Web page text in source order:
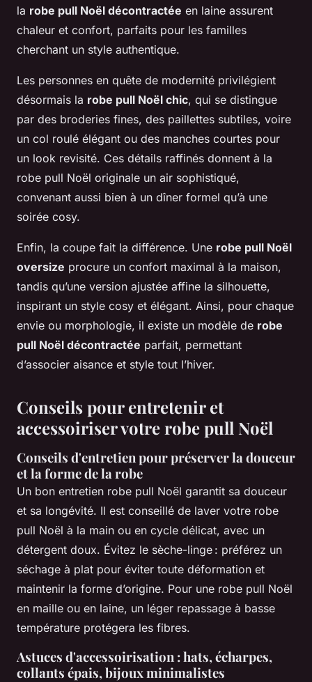
la robe pull Noël décontractée en laine assurent
chaleur et confort, parfaits pour les familles
cherchant un style authentique.
Les personnes en quête de modernité privilégient
désormais la robe pull Noël chic, qui se distingue
par des broderies fines, des paillettes subtiles, voire
un col roulé élégant ou des manches courtes pour
un look revisité. Ces détails raffinés donnent à la
robe pull Noël originale un air sophistiqué,
convenant aussi bien à un dîner formel qu’à une
soirée cosy.
Enfin, la coupe fait la différence. Une robe pull Noël
oversize procure un confort maximal à la maison,
tandis qu’une version ajustée affine la silhouette,
inspirant un style cosy et élégant. Ainsi, pour chaque
envie ou morphologie, il existe un modèle de robe
pull Noël décontractée parfait, permettant
d’associer aisance et style tout l’hiver.
Conseils pour entretenir et
accessoiriser votre robe pull Noël
Conseils d'entretien pour préserver la douceur
et la forme de la robe
Un bon entretien robe pull Noël garantit sa douceur
et sa longévité. Il est conseillé de laver votre robe
pull Noël à la main ou en cycle délicat, avec un
détergent doux. Évitez le sèche-linge : préférez un
séchage à plat pour éviter toute déformation et
maintenir la forme d’origine. Pour une robe pull Noël
en maille ou en laine, un léger repassage à basse
température protégera les fibres.
Astuces d'accessoirisation : hats, écharpes,
collants épais, bijoux minimalistes